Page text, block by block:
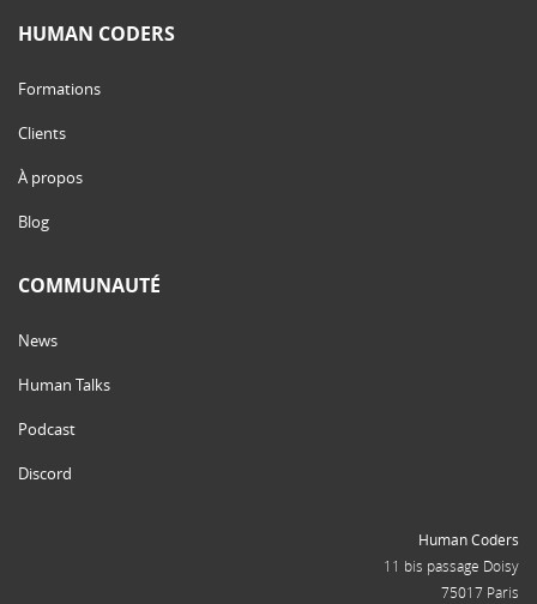
HUMAN CODERS
Formations
Clients
À propos
Blog
COMMUNAUTÉ
News
Human Talks
Podcast
Discord
Human Coders
11 bis passage Doisy
75017 Paris